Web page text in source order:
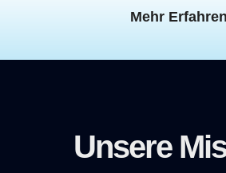
Mehr Erfahren
Unsere